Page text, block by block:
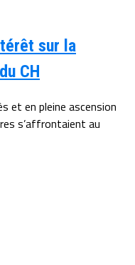
sur la
CH
et en pleine ascension
s’affrontaient au